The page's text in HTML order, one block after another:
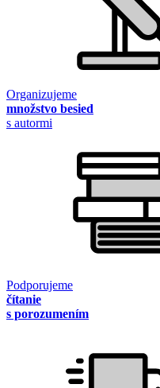
Organizujeme
množstvo besied
s autormi
Podporujeme
čítanie
s porozumením